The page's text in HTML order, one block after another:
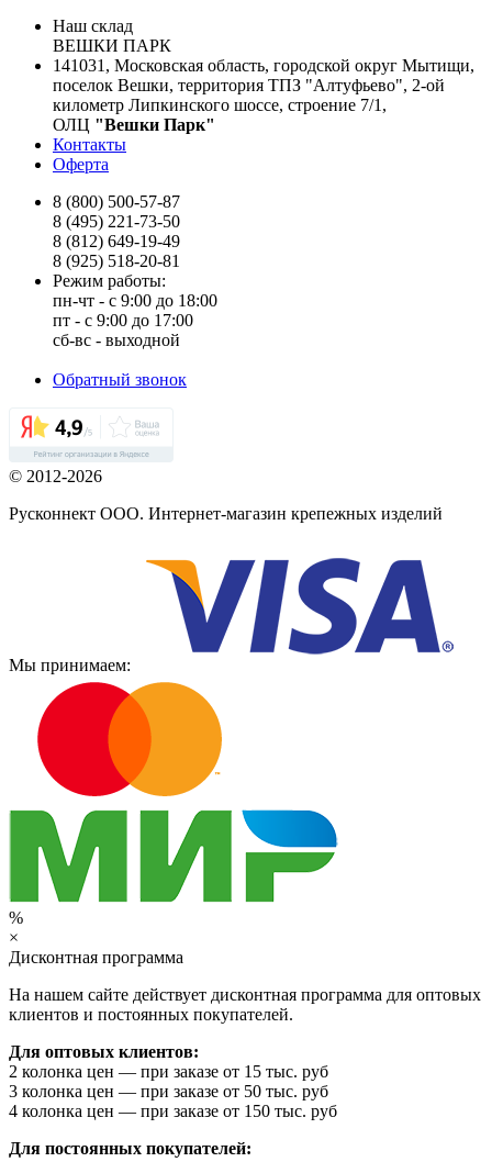
Наш склад
ВЕШКИ ПАРК
141031, Московская область, городской округ Мытищи,
поселок Вешки, территория ТПЗ "Алтуфьево", 2-ой
километр Липкинского шоссе, строение 7/1,
ОЛЦ "Вешки Парк"
Контакты
Оферта
8 (800) 500-57-87
8 (495) 221-73-50
8 (812) 649-19-49
8 (925) 518-20-81
Режим работы:
пн-чт - с 9:00 до 18:00
пт - с 9:00 до 17:00
сб-вс - выходной
Обратный звонок
© 2012-2026
Русконнект ООО. Интернет-магазин крепежных изделий
Мы принимаем:
%
×
Дисконтная программа
На нашем сайте действует дисконтная программа для оптовых
клиентов и постоянных покупателей.
Для оптовых клиентов:
2 колонка цен — при заказе от 15 тыс. руб
3 колонка цен — при заказе от 50 тыс. руб
4 колонка цен — при заказе от 150 тыс. руб
Для постоянных покупателей: